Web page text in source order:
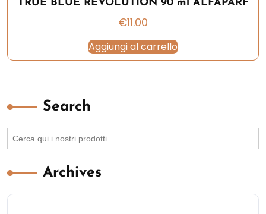
TRUE BLUE REVOLUTION 90 ml ALFAPARF
€11.00
Aggiungi al carrello
Search
Search
for:
Archives